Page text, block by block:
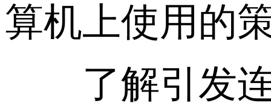
算机上使用的
了解引发连